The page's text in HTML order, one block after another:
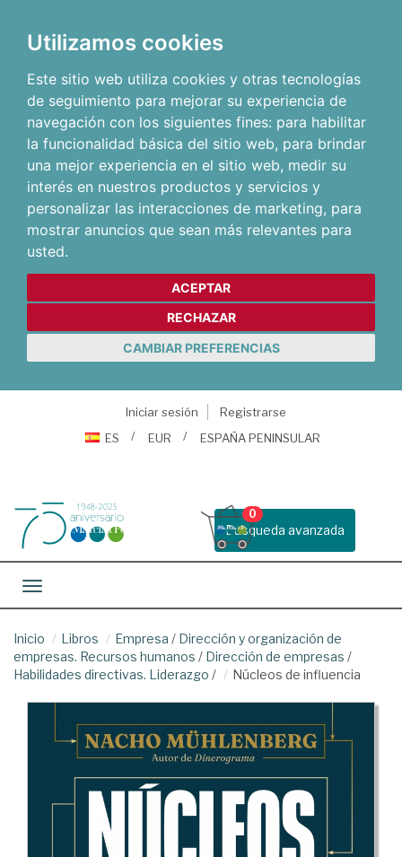
Utilizamos cookies
Este sitio web utiliza cookies y otras tecnologías
de seguimiento para mejorar su experiencia de
navegación con los siguientes fines: para habilitar
la funcionalidad básica del sitio web, para brindar
una mejor experiencia en el sitio web, medir su
interés en nuestros productos y servicios y
personalizar las interacciones de marketing, para
mostrar anuncios que sean más relevantes para
usted.
ACEPTAR
RECHAZAR
CAMBIAR PREFERENCIAS
Iniciar sesión
Registrarse
ES
EUR ESPAÑA PENINSULAR
Busqueda avanzada
0
Toggle navigation
Inicio Libros Empresa / Dirección y organización de
empresas. Recursos humanos / Dirección de empresas /
Habilidades directivas. Liderazgo / Núcleos de influencia